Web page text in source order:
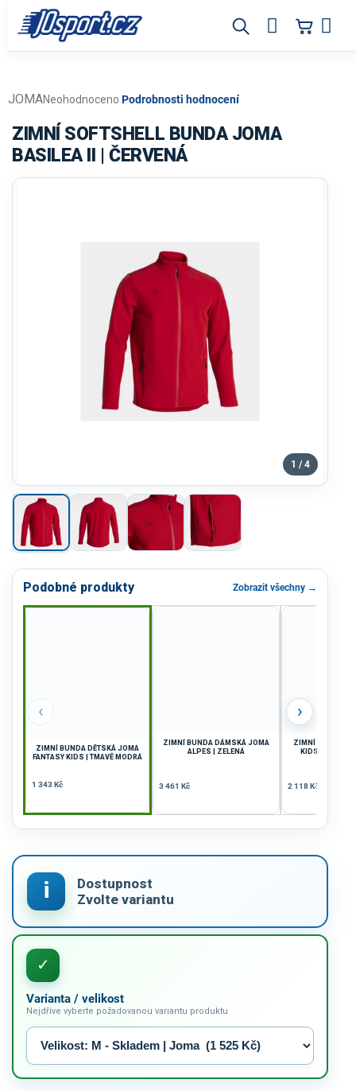
obsah
Průměrné
produktu
je
0,0
Neohodnoceno Podrobnosti hodnocení
JOMA
ZIMNÍ SOFTSHELL BUNDA JOMA
BASILEA II | ČERVENÁ
1 / 4
Podobné produkty Zobrazit všechny →
‹
ZIMNÍ BUNDA DĚTSKÁ JOMA
FANTASY KIDS | TMAVĚ MODRÁ
1 343 Kč
ZIMNÍ BUNDA DÁMSKÁ JOMA
ALPES | ZELENÁ
3 461 Kč
ZIMNÍ BUNDA
KIDS CAMP |
2 118 Kč
›
Varianta / velikost
Nejdříve vyberte požadovanou variantu produktu